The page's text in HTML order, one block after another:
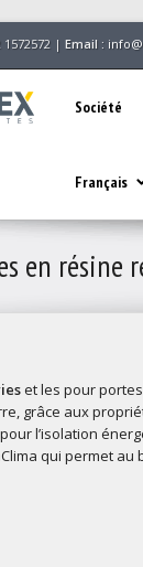
1572572 | Email :
Société
Français
en résine
et les pour
grâce aux
l’isolation
qui permet au